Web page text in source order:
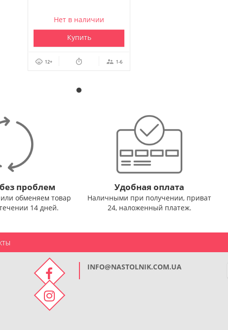
Нет в наличии
Купить
12+ 1-6
проблем
обменяем товар
14 дней.
Удобная оплата
Наличными при получении, приват
24, наложенный платеж.
INFO@NASTOLNIK.COM.UA